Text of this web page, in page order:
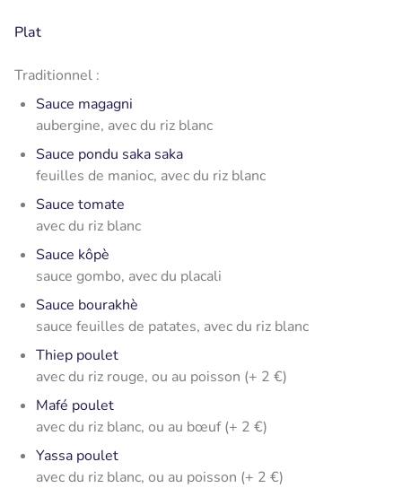
Plat
Traditionnel :
Sauce magagni
aubergine, avec du riz blanc
Sauce pondu saka saka
feuilles de manioc, avec du riz blanc
Sauce tomate
avec du riz blanc
Sauce kôpè
sauce gombo, avec du placali
Sauce bourakhè
sauce feuilles de patates, avec du riz blanc
Thiep poulet
avec du riz rouge, ou au poisson (+ 2 €)
Mafé poulet
avec du riz blanc, ou au bœuf (+ 2 €)
Yassa poulet
avec du riz blanc, ou au poisson (+ 2 €)